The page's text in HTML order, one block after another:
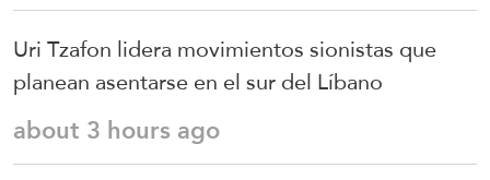
Uri Tzafon lidera movimientos sionistas que
planean asentarse en el sur del Líbano
about 3 hours ago